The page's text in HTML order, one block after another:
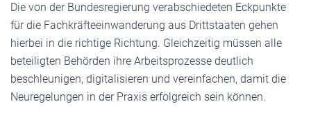
Die von der Bundesregierung verabschiedeten Eckpunkte
für die Fachkräfteeinwanderung aus Drittstaaten gehen
hierbei in die richtige Richtung. Gleichzeitig müssen alle
beteiligten Behörden ihre Arbeitsprozesse deutlich
beschleunigen, digitalisieren und vereinfachen, damit die
Neuregelungen in der Praxis erfolgreich sein können.